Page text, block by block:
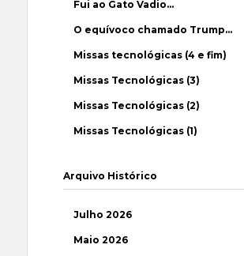
Fui ao Gato Vadio…
O equívoco chamado Trump…
Missas tecnológicas (4 e fim)
Missas Tecnológicas (3)
Missas Tecnológicas (2)
Missas Tecnológicas (1)
Arquivo Histórico
Julho 2026
Maio 2026